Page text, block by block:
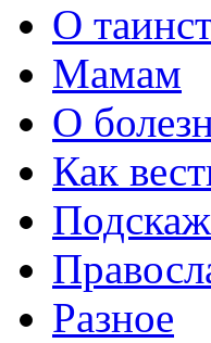
О
Мамам
О
Как
Разное